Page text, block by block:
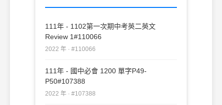
111年 - 1102第一次期中考英二英文
Review 1#110066
2022 年 · #110066
111年 - 國中必會 1200 單字P49-
P50#107388
2022 年 · #107388